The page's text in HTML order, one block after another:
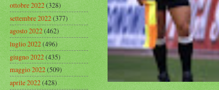
ottobre 2022(328)
settembre 2022(377)
agosto 2022(462)
luglio 2022(496)
giugno 2022(435)
maggio 2022(509)
aprile 2022(428)